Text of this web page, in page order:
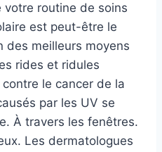
routine de soins
est peut-être le
des meilleurs moyens
rides et ridules
le cancer de la
par les UV se
À travers les fenêtres.
Les dermatologues